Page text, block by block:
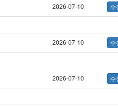
2026-07-10
2026-07-10
2026-07-10